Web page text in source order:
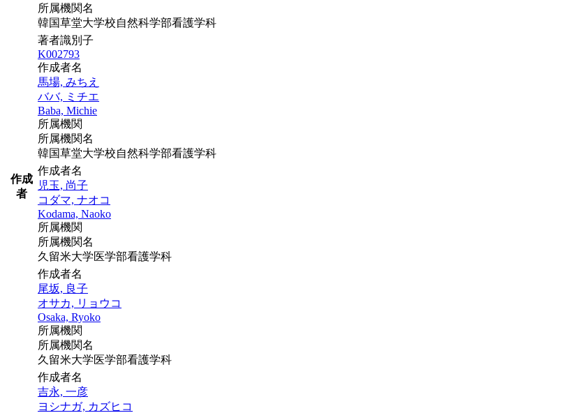
作成
者
所属機関名
韓国草堂大学校自然科学部看護学科
著者識別子
K002793
作成者名
馬場, みちえ
ババ, ミチエ
Baba, Michie
所属機関
所属機関名
韓国草堂大学校自然科学部看護学科
作成者名
児玉, 尚子
コダマ, ナオコ
Kodama, Naoko
所属機関
所属機関名
久留米大学医学部看護学科
作成者名
尾坂, 良子
オサカ, リョウコ
Osaka, Ryoko
所属機関
所属機関名
久留米大学医学部看護学科
作成者名
吉永, 一彦
ヨシナガ, カズヒコ